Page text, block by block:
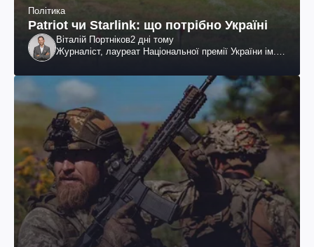
Політика
Patriot чи Starlink: що потрібно Україні
Віталій Портніков2 дні тому
Журналіст, лауреат Національної премії України ім.